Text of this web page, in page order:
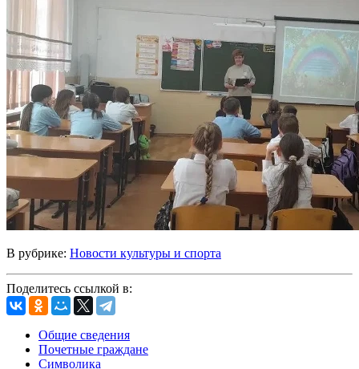
В рубрике: Новости культуры и спорта
Поделитесь ссылкой в:
Общие сведения
Почетные граждане
Символика